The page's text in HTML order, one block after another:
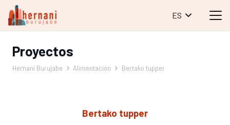
ES
Proyectos
Hernani Burujabe Alimentación Bertako tupper
Bertako tupper